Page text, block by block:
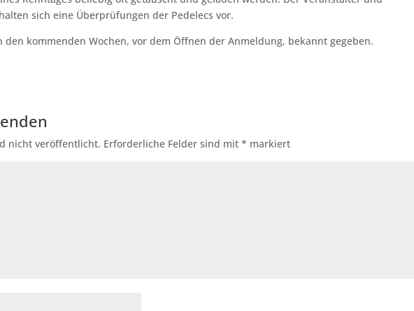
sich eine Überprüfungen der Pedelecs vor.
den kommenden Wochen, vor dem Öffnen der Anmeldung, bekannt gegeben.
nicht veröffentlicht. Erforderliche Felder sind mit* markiert